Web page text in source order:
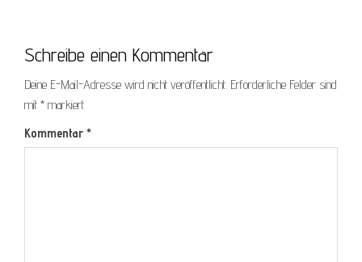
Schreibe einen Kommentar
Deine E-Mail-Adresse wird nicht veröffentlicht. Erforderliche Felder sind
mit * markiert
Kommentar *